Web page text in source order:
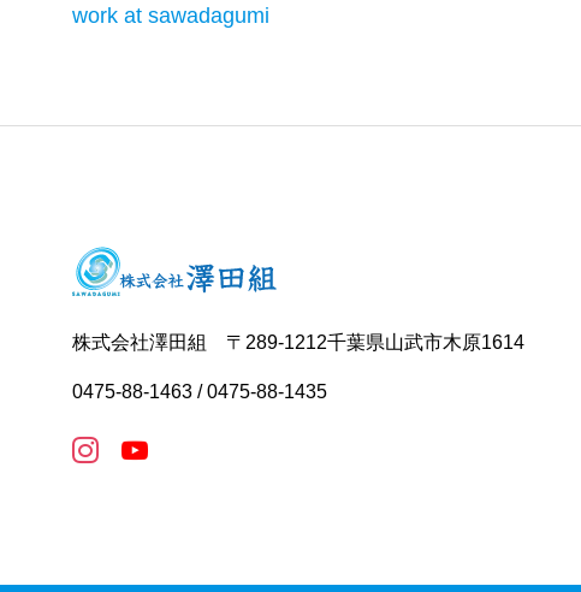
work at sawadagumi
株式会社澤田組 〒289-1212千葉県山武市木原1614
0475-88-1463 / 0475-88-1435